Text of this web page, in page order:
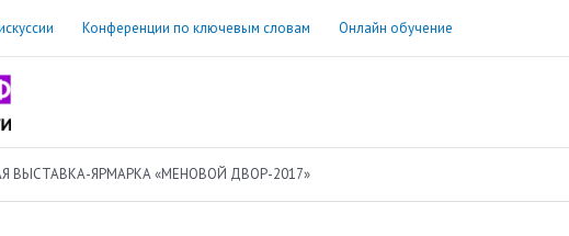
Конференции по ключевым словам Онлайн обучение
ВЫСТАВКА-ЯРМАРКА «МЕНОВОЙ ДВОР-2017»